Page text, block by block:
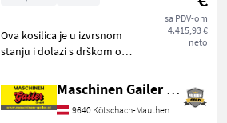
sa PDV-om
4.415,93 €
neto
Ova kosilica je u izvrsnom
stanju i dolazi s drškom od
4-taktnim motorom MAG-
KUBOTA i pneumatskim
gumama. Brzootporni
Maschinen Gailer GmbH
9640 Kötschach-Mauthen